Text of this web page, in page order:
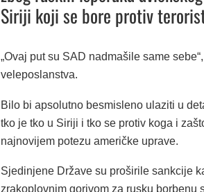
Siriji koji se bore protiv
„Ovaj put su SAD nadmašile same
veleposlanstva.
Bilo bi apsolutno besmisleno ulaziti u
tko je tko u Siriji i tko se protiv koga i
najnovijem potezu američke uprave.
Sjedinjene Države su proširile sankcije
zrakoplovnim gorivom za rusku borbenu